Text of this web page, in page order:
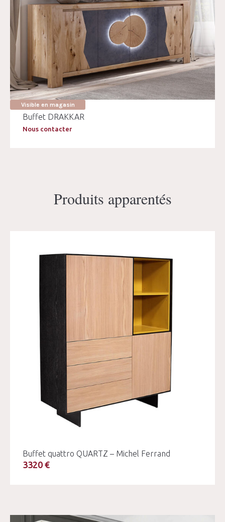
Visible en magasin
Buffet DRAKKAR
Nous contacter
Produits apparentés
Buffet quattro QUARTZ – Michel Ferrand
3320 €